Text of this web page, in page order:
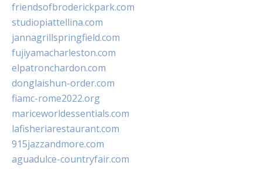
friendsofbroderickpark.com
studiopiattellina.com
jannagrillspringfield.com
fujiyamacharleston.com
elpatronchardon.com
donglaishun-order.com
fiamc-rome2022.org
mariceworldessentials.com
lafisheriarestaurant.com
915jazzandmore.com
aguadulce-countryfair.com